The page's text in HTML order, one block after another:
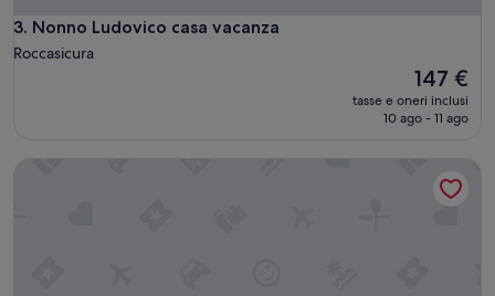
3. Nonno Ludovico casa vacanza
Nonno Ludovico casa vacanza
Roccasicura
Il
prezzo
attuale
147 €
tasse e oneri inclusi
10 ago - 11 ago